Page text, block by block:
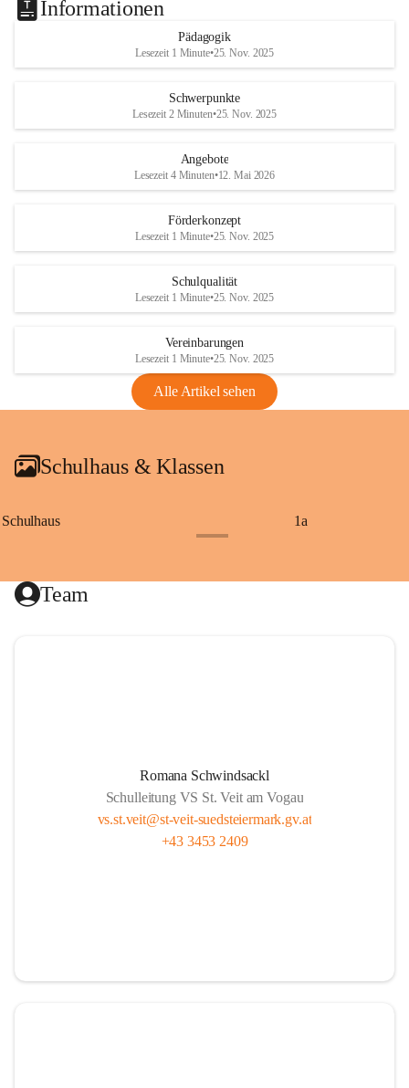
Informationen
Pädagogik
Lesezeit 1 Minute•25. Nov. 2025
Schwerpunkte
Lesezeit 2 Minuten•25. Nov. 2025
Angebote
Lesezeit 4 Minuten•12. Mai 2026
Förderkonzept
Lesezeit 1 Minute•25. Nov. 2025
Schulqualität
Lesezeit 1 Minute•25. Nov. 2025
Vereinbarungen
Lesezeit 1 Minute•25. Nov. 2025
Alle Artikel sehen
Schulhaus & Klassen
Schulhaus 1a
Team
Romana Schwindsackl
Schulleitung VS St. Veit am Vogau
vs.st.veit@st-veit-suedsteiermark.gv.at
+43 3453 2409